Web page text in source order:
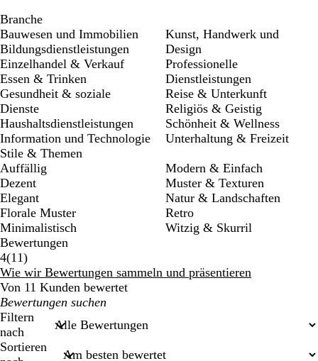
Branche
Bauwesen und Immobilien
Bildungsdienstleistungen
Einzelhandel & Verkauf
Essen & Trinken
Gesundheit & soziale
Dienste
Haushaltsdienstleistungen
Information und Technologie
Kunst, Handwerk und
Design
Professionelle
Dienstleistungen
Reise & Unterkunft
Religiös & Geistig
Schönheit & Wellness
Unterhaltung & Freizeit
Stile & Themen
Auffällig
Dezent
Elegant
Florale Muster
Minimalistisch
Modern & Einfach
Muster & Texturen
Natur & Landschaften
Retro
Witzig & Skurril
Bewertungen
4(1111
Bewertungen
)
Wie wir Bewertungen sammeln und präsentieren
Von 11 Kunden bewertet
Meine
Sucheingaben
Filtern
nach
Sortieren